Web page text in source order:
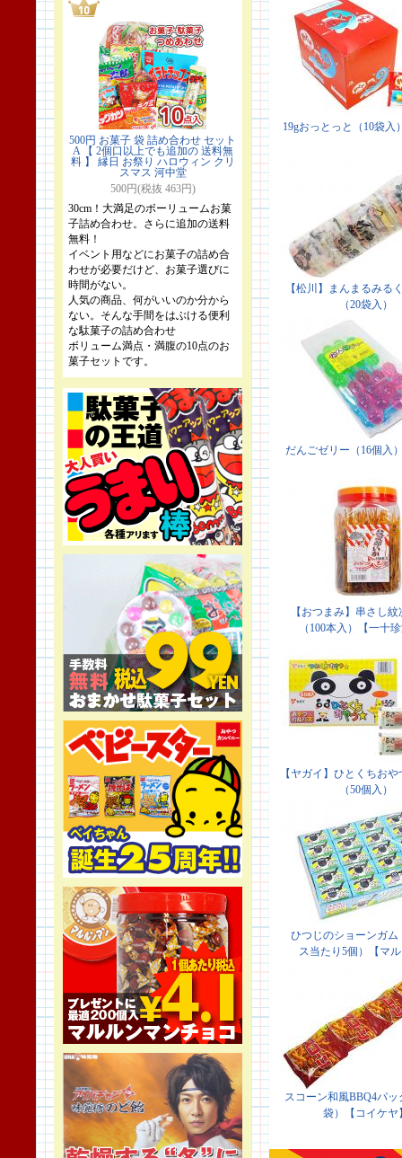
500円 お菓子 袋 詰め合わせ セット
A 【 2個口以上でも追加の 送料無
料 】 縁日 お祭り ハロウィン クリ
スマス 河中堂
500円(税抜 463円)
30cm！大満足のボーリュームお菓
子詰め合わせ。さらに追加の送料
無料！
イベント用などにお菓子の詰め合
わせが必要だけど、お菓子選びに
時間がない。
人気の商品、何がいいのか分から
ない。そんな手間をはぶける便利
な駄菓子の詰め合わせ
ボリューム満点・満腹の10点のお
菓子セットです。